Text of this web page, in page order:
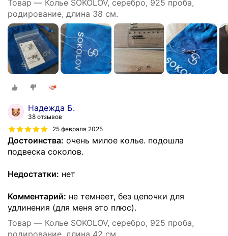
Товар — Колье SOKOLOV, серебро, 925 проба,
родирование, длина 38 см.
Надежда Б.
38 отзывов
25 февраля 2025
Достоинства: очень милое колье. подошла
подвеска соколов.
Недостатки: нет
Комментарий: не темнеет, без цепочки для
удлинения (для меня это плюс).
Товар — Колье SOKOLOV, серебро, 925 проба,
родирование, длина 42 см.